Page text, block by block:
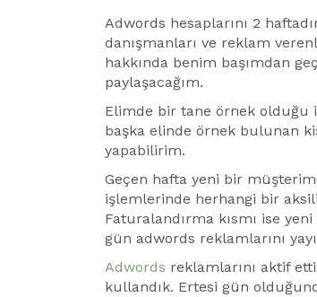
Adwords hesaplarını 2
danışmanları ve reklam
hakkında benim başımdan
paylaşacağım.
Elimde bir tane örnek olduğu
başka elinde örnek bulunan
yapabilirim.
Geçen hafta yeni bir
işlemlerinde herhangi bir
Faturalandırma kısmı ise
gün adwords reklamlarını
Adwords reklamlarını aktif
kullandık. Ertesi gün